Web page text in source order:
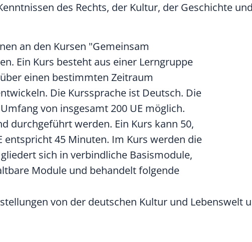
des Rechts, der Kultur, der Geschichte
an den Kursen "Gemeinsam
Ein Kurs besteht aus einer Lerngruppe
einen bestimmten Zeitraum
Die Kurssprache ist Deutsch. Die
von insgesamt 200 UE möglich.
durchgeführt werden. Ein Kurs kann 50,
entspricht 45 Minuten. Im Kurs werden die
sich in verbindliche Basismodule,
Module und behandelt folgende
von der deutschen Kultur und Lebenswelt